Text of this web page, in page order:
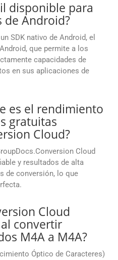
disponible para
de Android?
SDK nativo de Android, el
que permite a los
capacidades de
en sus aplicaciones de
es el rendimiento
gratuitas
Cloud?
Cloud
y resultados de alta
de conversión, lo que
Cloud
convertir
M4A a M4A?
Óptico de Caracteres)